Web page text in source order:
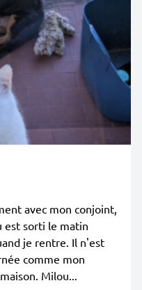
avec mon conjoint,
est sorti le matin
je rentre. Il n'est
comme mon
Milou...